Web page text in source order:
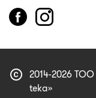
copyright 2014-2026
teka»